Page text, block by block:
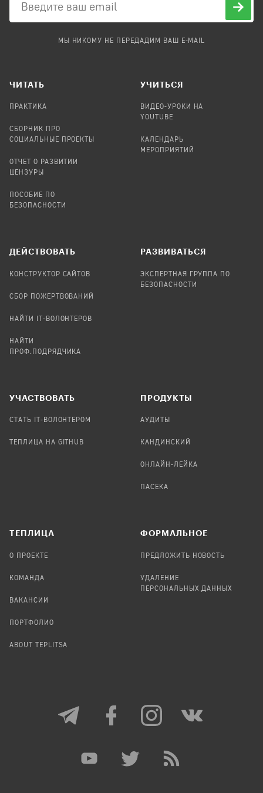
МЫ НИКОМУ НЕ ПЕРЕДАДИМ ВАШ E-MAIL
ЧИТАТЬ
ПРАКТИКА
СБОРНИК ПРО
СОЦИАЛЬНЫЕ ПРОЕКТЫ
ОТЧЕТ О РАЗВИТИИ
ЦЕНЗУРЫ
ПОСОБИЕ ПО
БЕЗОПАСНОСТИ
УЧИТЬСЯ
ВИДЕО-УРОКИ НА
YOUTUBE
КАЛЕНДАРЬ
МЕРОПРИЯТИЙ
ДЕЙСТВОВАТЬ
КОНСТРУКТОР САЙТОВ
СБОР ПОЖЕРТВОВАНИЙ
НАЙТИ IT-ВОЛОНТЕРОВ
НАЙТИ
ПРОФ.ПОДРЯДЧИКА
РАЗВИВАТЬСЯ
ЭКСПЕРТНАЯ ГРУППА ПО
БЕЗОПАСНОСТИ
УЧАСТВОВАТЬ
СТАТЬ IT-ВОЛОНТЕРОМ
ТЕПЛИЦА НА GITHUB
ПРОДУКТЫ
АУДИТЫ
КАНДИНСКИЙ
ОНЛАЙН-ЛЕЙКА
ПАСЕКА
TЕПЛИЦА
О ПРОЕКТЕ
КОМАНДА
ВАКАНСИИ
ПОРТФОЛИО
ABOUT TEPLITSA
ФОРМАЛЬНОЕ
ПРЕДЛОЖИТЬ НОВОСТЬ
УДАЛЕНИЕ
ПЕРСОНАЛЬНЫХ ДАННЫХ